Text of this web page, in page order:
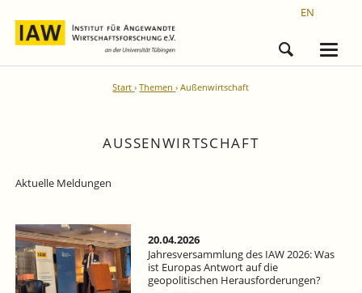
EN
Start Themen Außenwirtschaft
AUSSENWIRTSCHAFT
Aktuelle Meldungen
20.04.2026
Jahresversammlung des IAW 2026: Was
ist Europas Antwort auf die
geopolitischen Herausforderungen?